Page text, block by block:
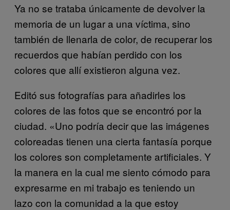
Ya no se trataba únicamente de devolver la
memoria de un lugar a una víctima, sino
también de llenarla de color, de recuperar los
recuerdos que habían perdido con los
colores que allí existieron alguna vez.
Editó sus fotografías para añadirles los
colores de las fotos que se encontró por la
ciudad. «Uno podría decir que las imágenes
coloreadas tienen una cierta fantasía porque
los colores son completamente artificiales. Y
la manera en la cual me siento cómodo para
expresarme en mi trabajo es teniendo un
lazo con la comunidad a la que estoy